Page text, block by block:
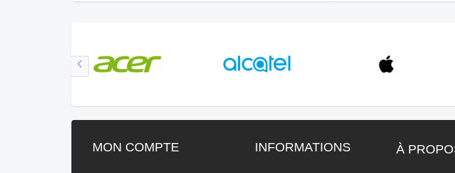
MON COMPTE INFORMATIONS À